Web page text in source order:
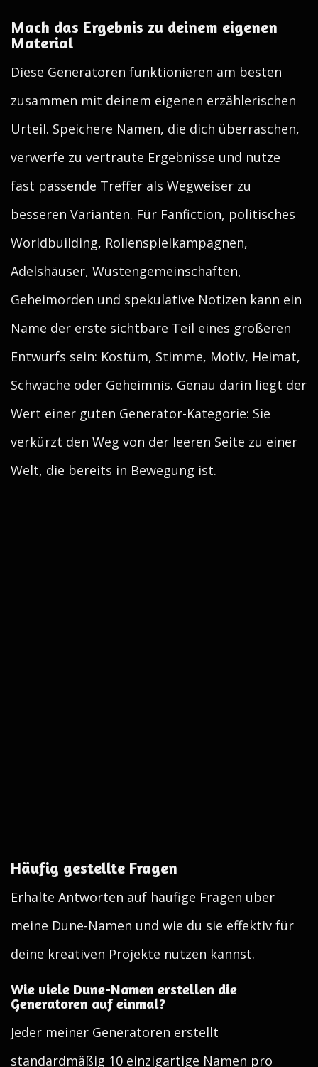
Mach das Ergebnis zu deinem eigenen
Material
Diese Generatoren funktionieren am besten
zusammen mit deinem eigenen erzählerischen
Urteil. Speichere Namen, die dich überraschen,
verwerfe zu vertraute Ergebnisse und nutze
fast passende Treffer als Wegweiser zu
besseren Varianten. Für Fanfiction, politisches
Worldbuilding, Rollenspielkampagnen,
Adelshäuser, Wüstengemeinschaften,
Geheimorden und spekulative Notizen kann ein
Name der erste sichtbare Teil eines größeren
Entwurfs sein: Kostüm, Stimme, Motiv, Heimat,
Schwäche oder Geheimnis. Genau darin liegt der
Wert einer guten Generator-Kategorie: Sie
verkürzt den Weg von der leeren Seite zu einer
Welt, die bereits in Bewegung ist.
Häufig gestellte Fragen
Erhalte Antworten auf häufige Fragen über
meine Dune-Namen und wie du sie effektiv für
deine kreativen Projekte nutzen kannst.
Wie viele Dune-Namen erstellen die
Generatoren auf einmal?
Jeder meiner Generatoren erstellt
standardmäßig 10 einzigartige Namen pro